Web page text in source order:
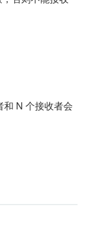
N 个接收者会